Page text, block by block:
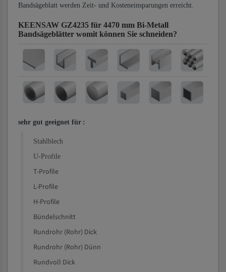
Bandsägeblatt werden Zeit- und Kosteneinsparungen erreicht.
KEENSAW GZ4235 für 4470 mm Bi-Metall
Bandsägeblätter womit können Sie schneiden?
sehr gut geeignet für :
Stahlblech
U-Profile
T-Profile
L-Profile
H-Profile
Bündelschnitt
Rundrohr (Rohr) Dick
Rundrohr (Rohr) Dünn
Rundvoll Dick